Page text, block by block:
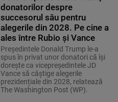
donatorilor despre
succesorul său pentru
alegerile din 2028. Pe cine a
ales între Rubio și Vance
Președintele Donald Trump le-a
spus în privat unor donatori că își
dorește ca vicepreședintele JD
Vance să câștige alegerile
prezidențiale din 2028, relatează
The Washington Post (WP).